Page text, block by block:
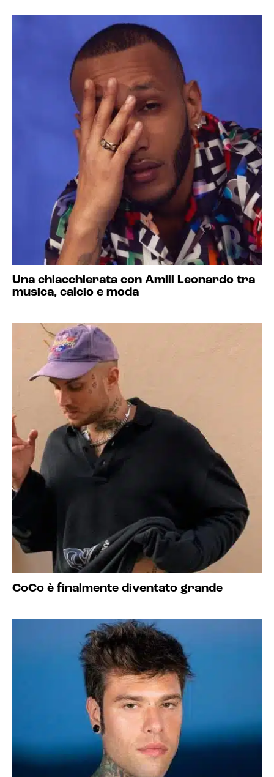
Una chiacchierata con Amill Leonardo tra
musica, calcio e moda
CoCo è finalmente diventato grande